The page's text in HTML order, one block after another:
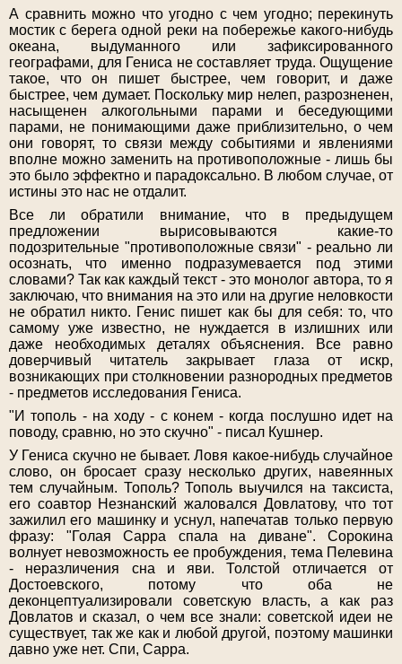
А сравнить можно что угодно с чем угодно; перекинуть
мостик с берега одной реки на побережье какого-нибудь
океана, выдуманного или зафиксированного
географами, для Гениса не составляет труда. Ощущение
такое, что он пишет быстрее, чем говорит, и даже
быстрее, чем думает. Поскольку мир нелеп, разрозненен,
насыщенен алкогольными парами и беседующими
парами, не понимающими даже приблизительно, о чем
они говорят, то связи между событиями и явлениями
вполне можно заменить на противоположные - лишь бы
это было эффектно и парадоксально. В любом случае, от
истины это нас не отдалит.
Все ли обратили внимание, что в предыдущем
предложении вырисовываются какие-то
подозрительные "противоположные связи" - реально ли
осознать, что именно подразумевается под этими
словами? Так как каждый текст - это монолог автора, то я
заключаю, что внимания на это или на другие неловкости
не обратил никто. Генис пишет как бы для себя: то, что
самому уже известно, не нуждается в излишних или
даже необходимых деталях объяснения. Все равно
доверчивый читатель закрывает глаза от искр,
возникающих при столкновении разнородных предметов
- предметов исследования Гениса.
"И тополь - на ходу - с конем - когда послушно идет на
поводу, сравню, но это скучно" - писал Кушнер.
У Гениса скучно не бывает. Ловя какое-нибудь случайное
слово, он бросает сразу несколько других, навеянных
тем случайным. Тополь? Тополь выучился на таксиста,
его соавтор Незнанский жаловался Довлатову, что тот
зажилил его машинку и уснул, напечатав только первую
фразу: "Голая Сарра спала на диване". Сорокина
волнует невозможность ее пробуждения, тема Пелевина
- неразличения сна и яви. Толстой отличается от
Достоевского, потому что оба не
деконцептуализировали советскую власть, а как раз
Довлатов и сказал, о чем все знали: советской идеи не
существует, так же как и любой другой, поэтому машинки
давно уже нет. Спи, Сарра.